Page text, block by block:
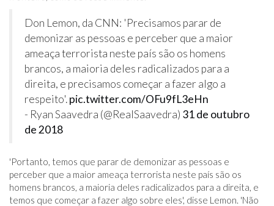
Don Lemon, da CNN: 'Precisamos parar de
demonizar as pessoas e perceber que a maior
ameaça terrorista neste país são os homens
brancos, a maioria deles radicalizados para a
direita, e precisamos começar a fazer algo a
respeito'.pic.twitter.com/OFu9fL3eHn
- Ryan Saavedra (@RealSaavedra) 31 de outubro
de 2018
'Portanto, temos que parar de demonizar as pessoas e
perceber que a maior ameaça terrorista neste país são os
homens brancos, a maioria deles radicalizados para a direita, e
temos que começar a fazer algo sobre eles', disse Lemon. 'Não